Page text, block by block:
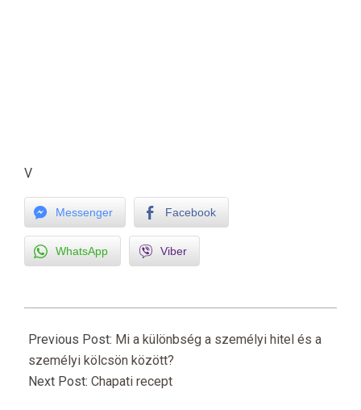
V
Messenger Facebook
WhatsApp Viber
12-
23
Previous Post: Mi a különbség a személyi hitel és a
személyi kölcsön között?
Next Post: Chapati recept